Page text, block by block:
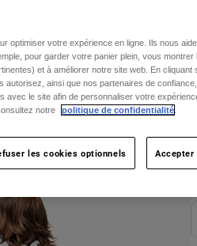
optimiser votre expérience en ligne. Ils nous
pour garder votre panier plein, vous montrer
et à améliorer notre site web. En cliquant
ainsi que nos partenaires de confiance,
avec le site afin de personnaliser votre
notre
politique de confidentialité
les cookies optionnels Accepter